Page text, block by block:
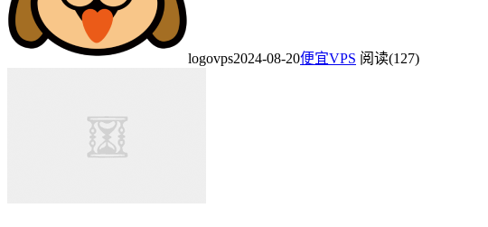
logovps2024-08-20便宜VPS 阅读(127)